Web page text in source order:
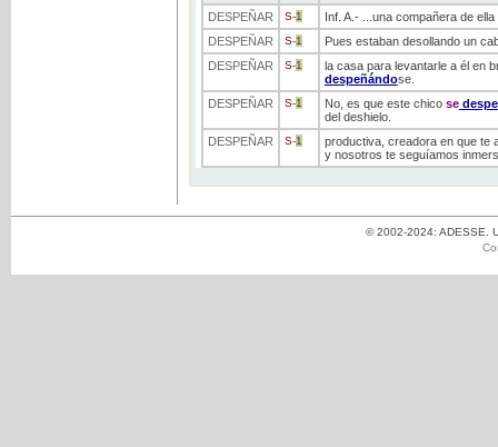
DESPEÑAR
S-1
Inf. A.- ...una compañera de
DESPEÑAR
S-1
Pues estaban desollando un
DESPEÑAR
S-1
la casa para levantarle a él en
despeñándose.
DESPEÑAR
S-1 No, es que este chicose
del deshielo.
DESPEÑAR
S-1
productiva, creadora en que te
y nosotros te seguíamos
© 2002-2024: ADESSE.